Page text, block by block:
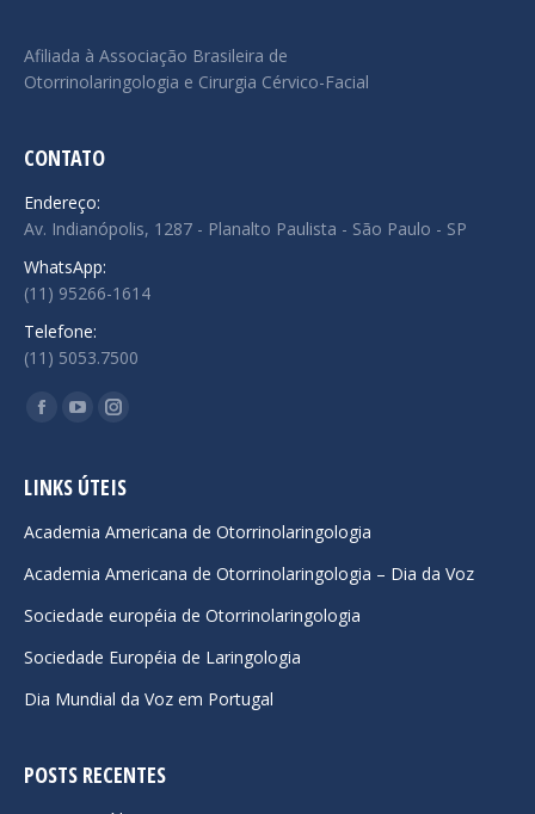
Afiliada à Associação Brasileira de
Otorrinolaringologia e Cirurgia Cérvico-Facial
CONTATO
Endereço:
Av. Indianópolis, 1287 - Planalto Paulista - São Paulo - SP
WhatsApp:
(11) 95266-1614
Telefone:
(11) 5053.7500
Encontre-nos em:
Facebook
opens
new
window
YouTube
opens
new
window
Instagram
opens
new
window
LINKS ÚTEIS
Academia Americana de Otorrinolaringologia
Academia Americana de Otorrinolaringologia – Dia da Voz
Sociedade européia de Otorrinolaringologia
Sociedade Européia de Laringologia
Dia Mundial da Voz em Portugal
POSTS RECENTES